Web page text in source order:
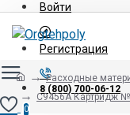
Войти
Регистрация
8 (800) 700-06-12
0
Расходные
C9456A Картридж